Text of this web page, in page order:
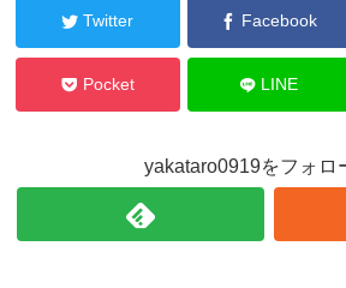
Twitter Facebook
Pocket LINE
yakataro0919をフォロ